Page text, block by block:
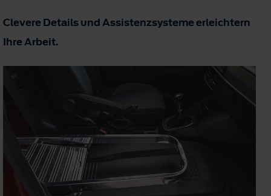
Clevere Details und Assistenzsysteme erleichtern
Ihre Arbeit.